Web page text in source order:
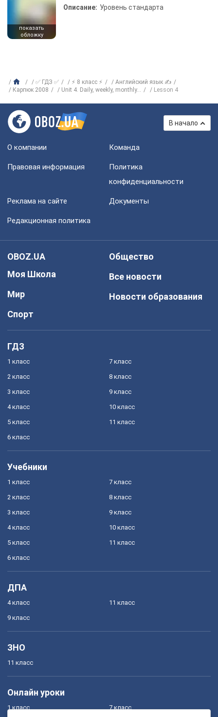
показать
обложку
Описание: Уровень стандарта
✅ ГДЗ ✅ ⚡ 8 класс ⚡
Английский язык ✍
Карпюк 2008
Unit 4. Daily, weekly, monthly... Lesson 4
В начало
О компании Команда
Правовая информация
Политика
конфиденциальности
Реклама на сайте Документы
Редакционная политика
OBOZ.UA
Моя Школа
Мир
Спорт
Общество
Все новости
Новости образования
ГДЗ
1 класс
2 класс
3 класс
4 класс
5 класс
6 класс
7 класс
8 класс
9 класс
10 класс
11 класс
Учебники
1 класс
2 класс
3 класс
4 класс
5 класс
6 класс
7 класс
8 класс
9 класс
10 класс
11 класс
ДПА
4 класс
9 класс
11 класс
ЗНО
11 класс
Онлайн уроки
1 класс 7 класс